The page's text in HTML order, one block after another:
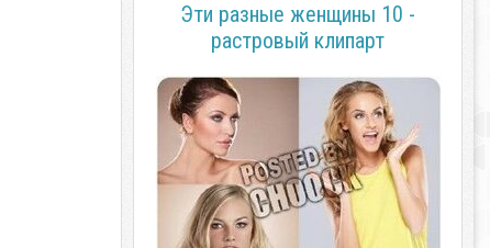
Эти разные женщины 10 -
растровый клипарт